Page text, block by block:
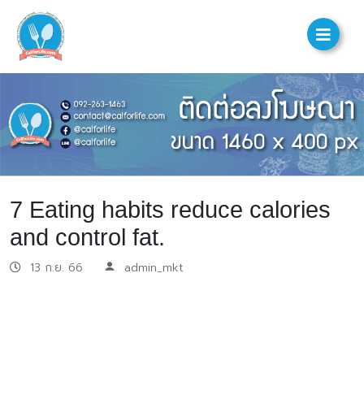
7 Eating habits reduce calories
and control fat.
13 ก.ย. 66 admin_mkt